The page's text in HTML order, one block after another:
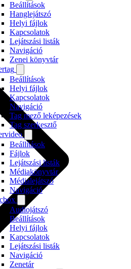
Beállítások
Hanglejátszó
Helyi fájlok
Kapcsolatok
Lejátszási listák
Navigáció
Zenei könyvtár
Beállítások
Helyi fájlok
Kapcsolatok
Navigáció
Tag mező leképezések
Tag szerkesztő
Beállítások
Fájlok
Lejátszási listák
Médiakönyvtár
Médialejátszó
Navigáció
Audiojátszó
Beállítások
Helyi fájlok
Kapcsolatok
Lejátszási listák
Navigáció
Zenetár